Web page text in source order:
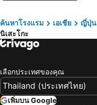
อาซาฮิคาวะ, ฮอกไกโด โรง
Kamikawa, ฮอกไกโด โรง
Obihiro, ฮอกไกโด โรงแรม
Higashikawa, ฮอกไกโด โร
โตเกียว, Kanto โรงแรม
ซัปโปโร, ฮอกไกโด โรงแรม
ค้นหาโรงแรม เอเชีย ญี่ปุ่น
นิเสะโกะ
เลือกประเทศของคุณ
เพิ่มบน Google